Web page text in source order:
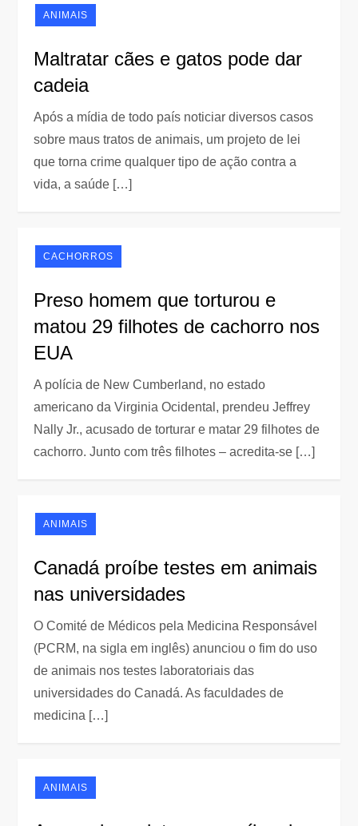
ANIMAIS
Maltratar cães e gatos pode dar
cadeia
Após a mídia de todo país noticiar diversos casos
sobre maus tratos de animais, um projeto de lei
que torna crime qualquer tipo de ação contra a
vida, a saúde […]
CACHORROS
Preso homem que torturou e
matou 29 filhotes de cachorro nos
EUA
A polícia de New Cumberland, no estado
americano da Virginia Ocidental, prendeu Jeffrey
Nally Jr., acusado de torturar e matar 29 filhotes de
cachorro. Junto com três filhotes – acredita-se […]
ANIMAIS
Canadá proíbe testes em animais
nas universidades
O Comité de Médicos pela Medicina Responsável
(PCRM, na sigla em inglês) anunciou o fim do uso
de animais nos testes laboratoriais das
universidades do Canadá. As faculdades de
medicina […]
ANIMAIS